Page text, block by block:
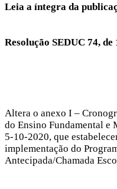
Leia a íntegra da
Resolução SEDUC 74, de
Altera o anexo I –
do Ensino Fundamental e
5-10-2020, que
implementação do
Antecipada/Chamada